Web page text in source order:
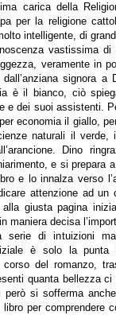
carica della
per la religione
intelligente, di
vastissima
veramente in
signora
è il bianco, ciò
e dei suoi assistenti.
economia il giallo,
naturali il verde,
Dino
e si prepara
e lo innalza verso
attenzione ad un
alla giusta pagina
maniera decisa
serie di intuizioni
è solo la punta
del romanzo,
quanta bellezza ci
si sofferma anche
per comprendere